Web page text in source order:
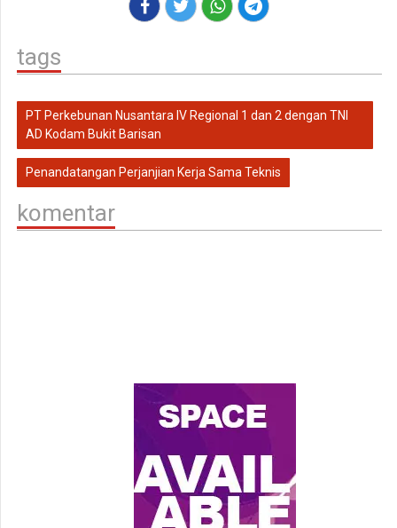
tags
PT Perkebunan Nusantara IV Regional 1 dan 2 dengan TNI
AD Kodam Bukit Barisan
Penandatangan Perjanjian Kerja Sama Teknis
komentar